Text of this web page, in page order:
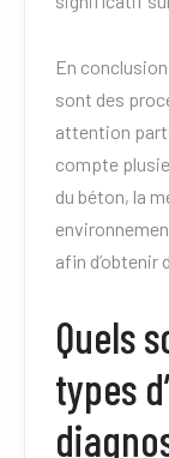
En
sont des
attention
compte
du béton, la
afin
Quels
types